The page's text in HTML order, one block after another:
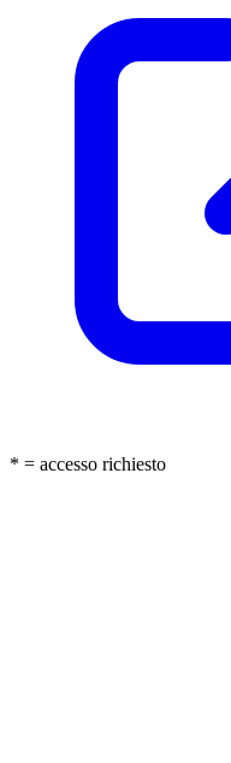
* = accesso richiesto